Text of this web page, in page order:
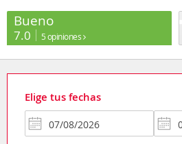
Bueno
7.0 5 opiniones
Elige tus fechas